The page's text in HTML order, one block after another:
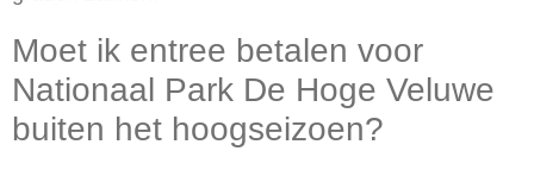
Moet ik entree betalen voor
Nationaal Park De Hoge Veluwe
buiten het hoogseizoen?